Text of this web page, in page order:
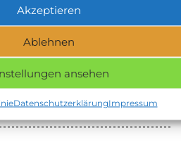
Akzeptieren
Ablehnen
ansehen
DatenschutzerklärungImpressum
31628 Landesbergen
DES
EINGEBEN UND